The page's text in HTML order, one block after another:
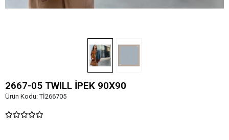
2667-05 TWILL İPEK 90X90
Ürün Kodu:Tİ266705